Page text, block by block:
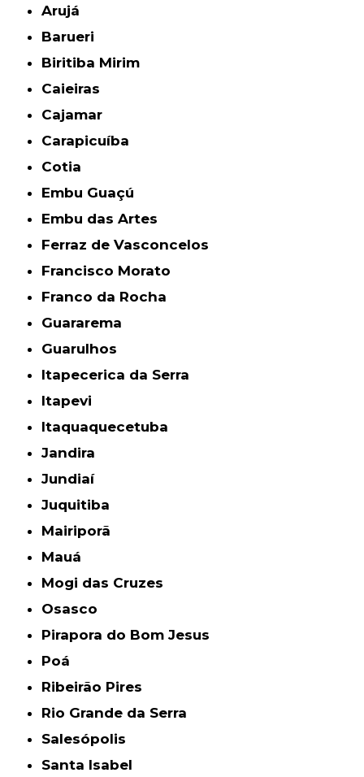
Arujá
Barueri
Biritiba Mirim
Caieiras
Cajamar
Carapicuíba
Cotia
Embu Guaçú
Embu das Artes
Ferraz de Vasconcelos
Francisco Morato
Franco da Rocha
Guararema
Guarulhos
Itapecerica da Serra
Itapevi
Itaquaquecetuba
Jandira
Jundiaí
Juquitiba
Mairiporã
Mauá
Mogi das Cruzes
Osasco
Pirapora do Bom Jesus
Poá
Ribeirão Pires
Rio Grande da Serra
Salesópolis
Santa Isabel